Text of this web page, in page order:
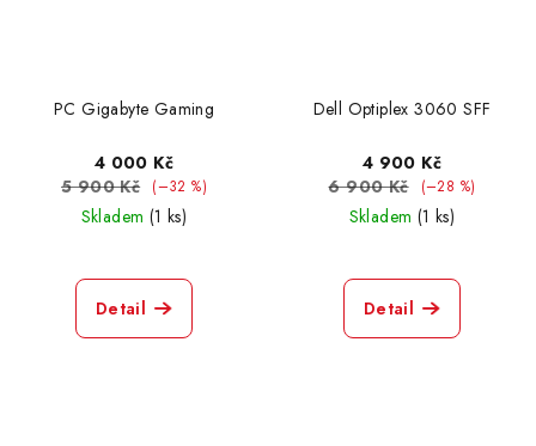
PC Gigabyte Gaming
4 000 Kč
5 900 Kč
(–32 %)
Skladem (1 ks)
Detail
Dell Optiplex 3060 SFF
4 900 Kč
6 900 Kč
(–28 %)
Skladem (1 ks)
Detail